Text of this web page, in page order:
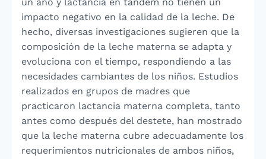
impacto negativo en la calidad de la leche. De
hecho, diversas investigaciones sugieren que la
composición de la leche materna se adapta y
evoluciona con el tiempo, respondiendo a las
necesidades cambiantes de los niños. Estudios
realizados en grupos de madres que
practicaron lactancia materna completa, tanto
antes como después del destete, han mostrado
que la leche materna cubre adecuadamente los
requerimientos nutricionales de ambos niños,